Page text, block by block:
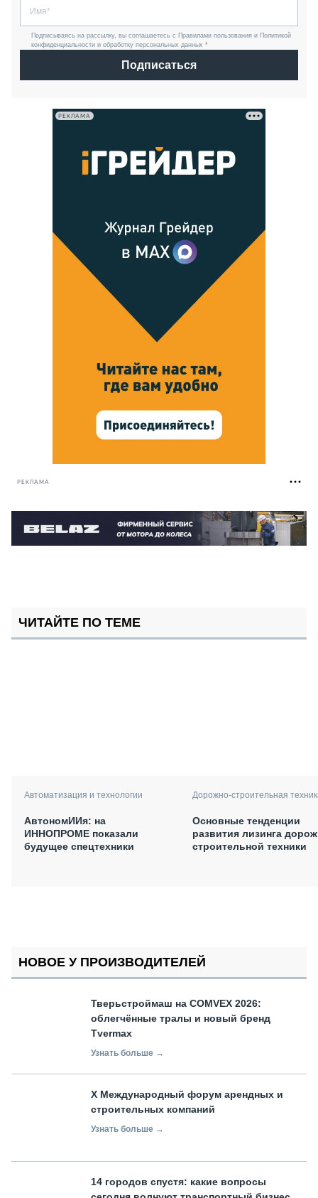
Подписываясь на рассылку, вы соглашаетесь с Правилами пользования и Политикой
конфиденциальности и обработку персональных данных *
Подписаться
РЕКЛАМА
РЕКЛАМА
ЧИТАЙТЕ ПО ТЕМЕ
Автоматизация и технологии
АвтономИИя: на
ИННОПРОМЕ показали
будущее спецтехники
Дорожно-строительная
Основные тенденции
развития лизинга
строительной техники
НОВОЕ У ПРОИЗВОДИТЕЛЕЙ
Тверьстроймаш на COMVEX 2026:
облегчённые тралы и новый бренд
Tvermax
Узнать больше →
X Международный форум арендных и
строительных компаний
Узнать больше →
14 городов спустя: какие вопросы